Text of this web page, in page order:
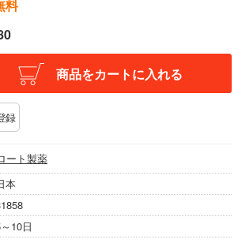
料
商品をカートに入れる
録
ート製薬
本
10日